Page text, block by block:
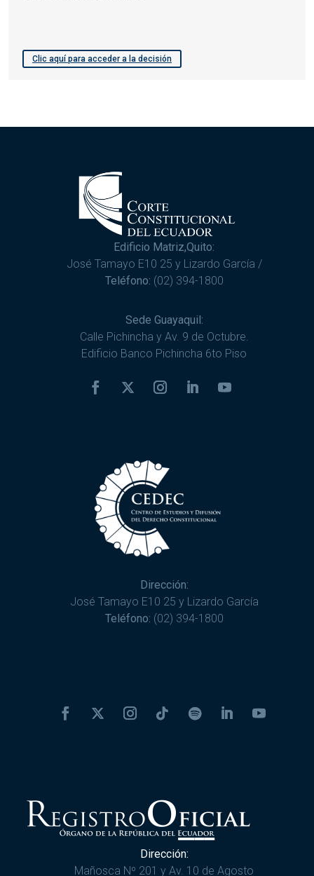
Clic aquí para acceder a la decisión
Edificio Matriz,Quito:
José Tamayo E10 25 y Lizardo García /
Teléfono: (02) 394-1800
Sede Guayaquil:
Calle Pichincha y Av. 9 de Octubre.
Edificio Banco Pichincha 6to Piso
Dirección:
José Tamayo E10 25 y Lizardo García
Teléfono: (02) 394-1800
Dirección:
Mañosca Nº 201 y Av. 10 de Agosto